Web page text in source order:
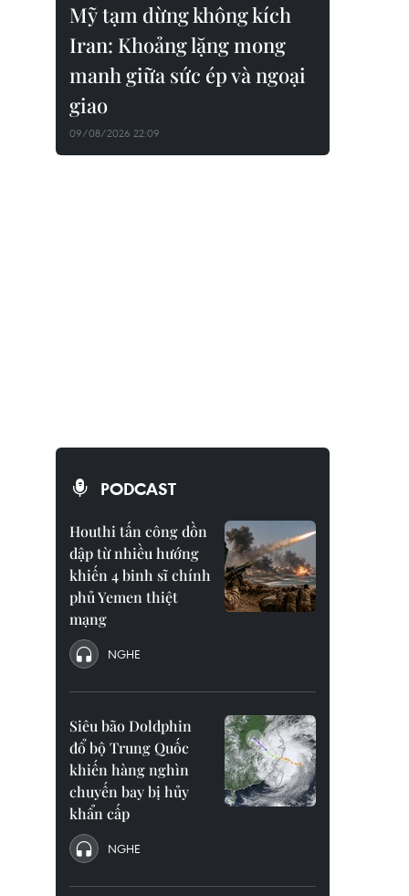
Mỹ tạm dừng không kích
Iran: Khoảng lặng mong
manh giữa sức ép và ngoại
giao
09/08/2026 22:09
PODCAST
Houthi tấn công dồn
dập từ nhiều hướng
khiến 4 binh sĩ chính
phủ Yemen thiệt
mạng
NGHE
Siêu bão Doldphin
đổ bộ Trung Quốc
khiến hàng nghìn
chuyến bay bị hủy
khẩn cấp
NGHE